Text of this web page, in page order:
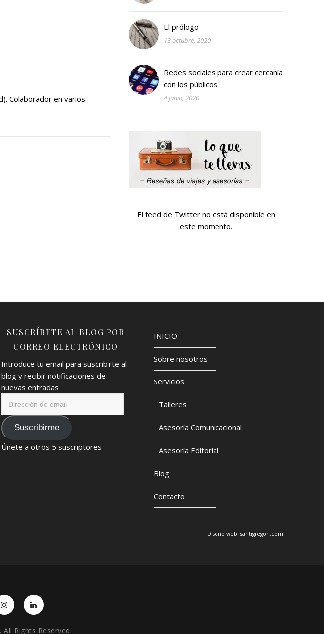
Colaborador en varios
El prólogo
13 octubre, 2020
Redes sociales para crear cercanía
con los públicos
4 junio, 2020
El feed de Twitter no está disponible en
este momento.
SUSCRÍBETE AL BLOG POR
CORREO ELECTRÓNICO
Introduce tu email para suscribirte al
blog y recibir notificaciones de
nuevas entradas
emailSuscribirme
Únete a otros 5 suscriptores
INICIO
Sobre nosotros
Servicios
Talleres
Asesoría Comunicacional
Asesoría Editorial
Blog
Contacto
Diseño web: santigregori.com
Rights Reserved.